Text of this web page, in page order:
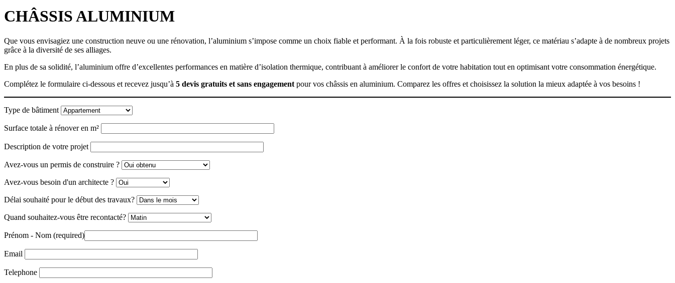
CHÂSSIS ALUMINIUM
Que vous envisagiez une construction neuve ou une rénovation, l’aluminium s’impose comme un choix fiable et performant. À la fois robuste et particulièrement léger, ce matériau s’adapte à de nombreux projets
grâce à la diversité de ses alliages.
En plus de sa solidité, l’aluminium offre d’excellentes performances en matière d’isolation thermique, contribuant à améliorer le confort de votre habitation tout en optimisant votre consommation énergétique.
Complétez le formulaire ci-dessous et recevez jusqu’à 5 devis gratuits et sans engagement pour vos châssis en aluminium. Comparez les offres et choisissez la solution la mieux adaptée à vos besoins !
Type de bâtiment
Surface totale à rénover en m²
Description de votre projet
Avez-vous un permis de construire ?
Avez-vous besoin d'un architecte ?
Délai souhaité pour le début des travaux?
Quand souhaitez-vous être recontacté?
Prénom - Nom (required)
Email
Telephone